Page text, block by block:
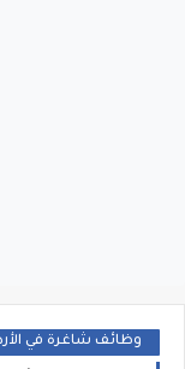
وظائف شاغرة في